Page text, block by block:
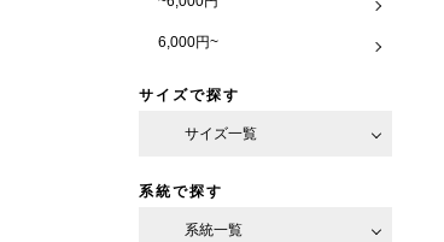
6,000円~
サイズで探す
サイズ一覧
系統で探す
系統一覧